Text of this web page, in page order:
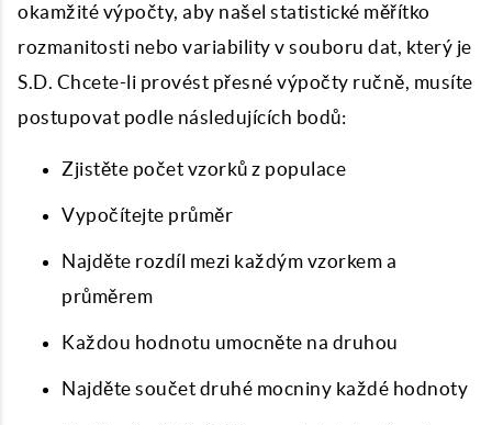
okamžité výpočty, aby našel statistické měřítko
rozmanitosti nebo variability v souboru dat, který je
S.D. Chcete-li provést přesné výpočty ručně, musíte
postupovat podle následujících bodů:
Zjistěte počet vzorků z populace
Vypočítejte průměr
Najděte rozdíl mezi každým vzorkem a
průměrem
Každou hodnotu umocněte na druhou
Najděte součet druhé mocniny každé hodnoty